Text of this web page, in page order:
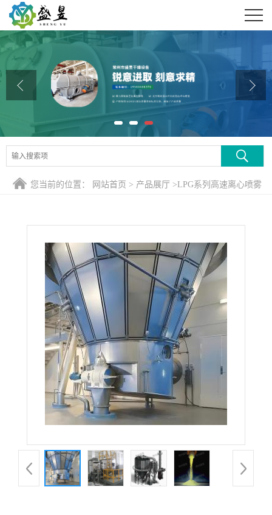
公司首页
公司介绍
公司动态
产品展厅
证书荣誉
联系方式
您当前的位置： 网站首页 > 产品展厅 >LPG系列高速离心喷雾